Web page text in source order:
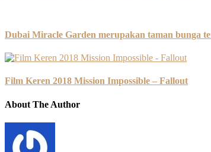
Dubai Miracle Garden merupakan taman bunga
Film Keren 2018 Mission Impossible – Fallout
About The Author